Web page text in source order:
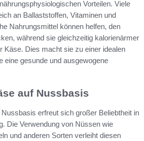
Vorteilen. Viele
an Ballaststoffen, Vitaminen und
Nahrungsmittel können helfen, den
während sie gleichzeitig kalorienärmer
Käse. Dies macht sie zu einer idealen
eine gesunde und ausgewogene
auf Nussbasis
Nussbasis erfreut sich großer Beliebtheit in
Die Verwendung von Nüssen wie
und anderen Sorten verleiht diesen